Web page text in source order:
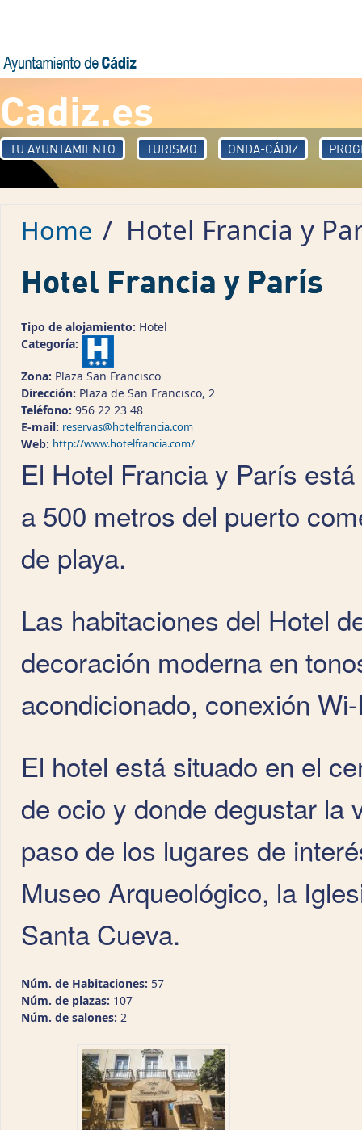
Cadiz.es
TU AYUNTAMIENTO TURISMO ONDA-CÁDIZ
Home / Hotel Francia y
Hotel Francia y París
Tipo de alojamiento: Hotel
Categoría:
Zona: Plaza San Francisco
Dirección: Plaza de San Francisco, 2
Teléfono: 956 22 23 48
E-mail: reservas@hotelfrancia.com
Web: http://www.hotelfrancia.com/
El Hotel Francia y París
a 500 metros del puerto
de playa.
Las habitaciones del Hotel
decoración moderna en
acondicionado, conexión
El hotel está situado en el
de ocio y donde degustar la
paso de los lugares de
Museo Arqueológico, la
Santa Cueva.
Núm. de Habitaciones: 57
Núm. de plazas: 107
Núm. de salones: 2